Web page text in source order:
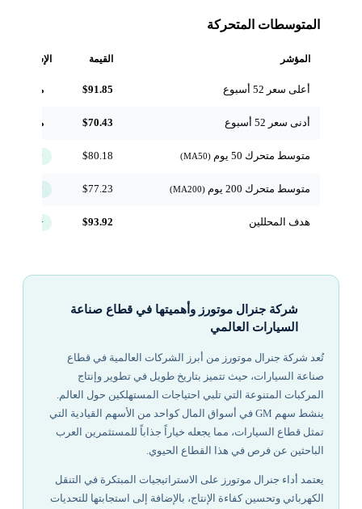
المتوسطات المتحركة
المؤشر القيمة الإشارة
أعلى سعر 52 أسبوع $91.85 مرجعي
أدنى سعر 52 أسبوع $70.43 مرجعي
متوسط متحرك 50 يوم $80.18 ↑ فوق
متوسط متحرك 200 يوم $77.23 ↑ فوق
هدف المحللين $93.92
+5.3%
شركة جنرال موتورز وأهميتها في قطاع صناعة
السيارات العالمي
تُعد شركة جنرال موتورز من أبرز الشركات العالمية في قطاع
صناعة السيارات، حيث تتميز بتاريخ طويل في تطوير وإنتاج
المركبات المتنوعة التي تلبي احتياجات المستهلكين حول العالم.
ينشط سهم GM في أسواق المال كواحد من الأسهم القيادية التي
تمثل قطاع السيارات، مما يجعله خياراً جذاباً للمستثمرين العرب
الباحثين عن فرص في هذا القطاع الحيوي.
يعتمد أداء جنرال موتورز على الاستراتيجيات المبتكرة في التنقل
الكهربائي وتحسين كفاءة الإنتاج، بالإضافة إلى استجابتها للتحديات